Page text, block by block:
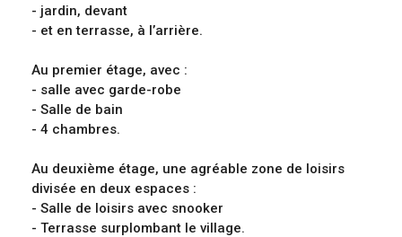
- jardin, devant
- et en terrasse, à l’arrière.
Au premier étage, avec :
- salle avec garde-robe
- Salle de bain
- 4 chambres.
Au deuxième étage, une agréable zone de loisirs
divisée en deux espaces :
- Salle de loisirs avec snooker
- Terrasse surplombant le village.